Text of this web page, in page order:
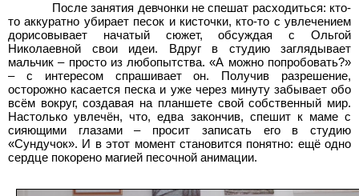
После занятия девчонки не спешат расходиться: кто-
то аккуратно убирает песок и кисточки, кто-то с увлечением
дорисовывает начатый сюжет, обсуждая с Ольгой
Николаевной свои идеи. Вдруг в студию заглядывает
мальчик – просто из любопытства. «А можно попробовать?»
– с интересом спрашивает он. Получив разрешение,
осторожно касается песка и уже через минуту забывает обо
всём вокруг, создавая на планшете свой собственный мир.
Настолько увлечён, что, едва закончив, спешит к маме с
сияющими глазами – просит записать его в студию
«Сундучок». И в этот момент становится понятно: ещё одно
сердце покорено магией песочной анимации.